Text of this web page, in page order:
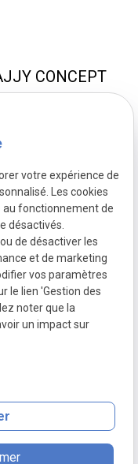
CONCEPT
au
à
NOUS
SUIVRE
phone
votre expérience de
Les cookies
fonctionnement de
désactivés.
de désactiver les
et de marketing
vos paramètres
le lien 'Gestion des
noter que la
un impact sur